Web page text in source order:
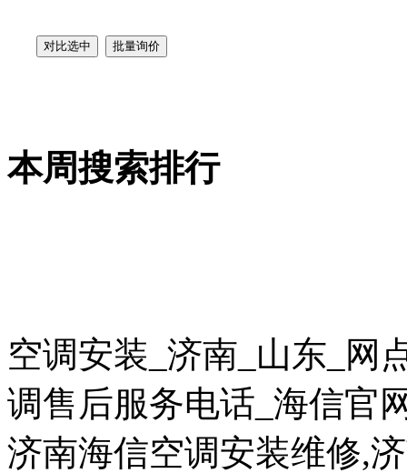
本周搜索排行
空调安装_济南_山东_网
调售后服务电话_海信官
济南海信空调安装维修,